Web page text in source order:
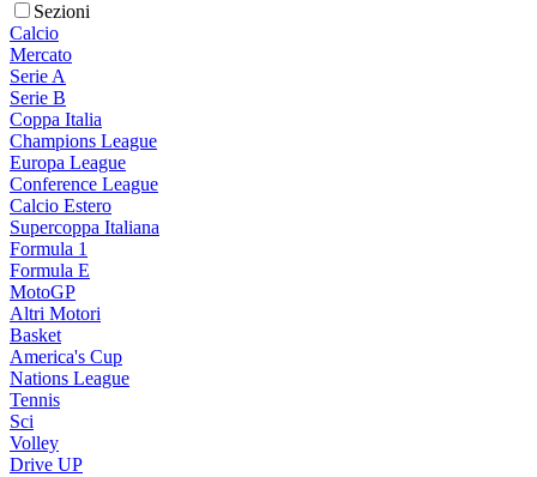
Sezioni
Calcio
Mercato
Serie A
Serie B
Coppa Italia
Champions League
Europa League
Conference League
Calcio Estero
Supercoppa Italiana
Formula 1
Formula E
MotoGP
Altri Motori
Basket
America's Cup
Nations League
Tennis
Sci
Volley
Drive UP